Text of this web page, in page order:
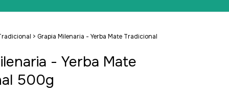
> Grapia Milenaria - Yerba Mate Tradicional
- Yerba Mate
500g